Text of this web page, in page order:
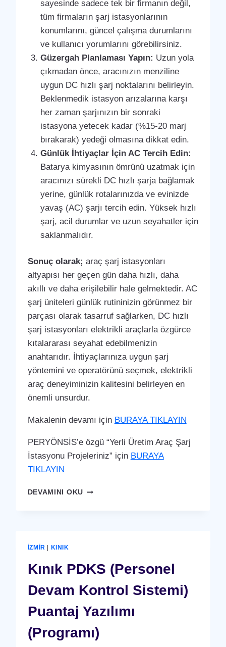
sayesinde sadece tek bir firmanın değil,
tüm firmaların şarj istasyonlarının
konumlarını, güncel çalışma durumlarını
ve kullanıcı yorumlarını görebilirsiniz.
Güzergah Planlaması Yapın: Uzun yola
çıkmadan önce, aracınızın menziline
uygun DC hızlı şarj noktalarını belirleyin.
Beklenmedik istasyon arızalarına karşı
her zaman şarjınızın bir sonraki
istasyona yetecek kadar (%15-20 marj
bırakarak) yedeği olmasına dikkat edin.
Günlük İhtiyaçlar İçin AC Tercih Edin:
Batarya kimyasının ömrünü uzatmak için
aracınızı sürekli DC hızlı şarja bağlamak
yerine, günlük rotalarınızda ve evinizde
yavaş (AC) şarjı tercih edin. Yüksek hızlı
şarj, acil durumlar ve uzun seyahatler için
saklanmalıdır.
Sonuç olarak; araç şarj istasyonları
altyapısı her geçen gün daha hızlı, daha
akıllı ve daha erişilebilir hale gelmektedir. AC
şarj üniteleri günlük rutininizin görünmez bir
parçası olarak tasarruf sağlarken, DC hızlı
şarj istasyonları elektrikli araçlarla özgürce
kıtalararası seyahat edebilmenizin
anahtarıdır. İhtiyaçlarınıza uygun şarj
yöntemini ve operatörünü seçmek, elektrikli
araç deneyiminizin kalitesini belirleyen en
önemli unsurdur.
Makalenin devamı için BURAYA TIKLAYIN
PERYÖNSİS’e özgü “Yerli Üretim Araç Şarj
İstasyonu Projeleriniz” için BURAYA
TIKLAYIN
DEVAMINI OKUKINIK
İZMIR KINIK
Kınık PDKS (Personel
Devam Kontrol Sistemi)
Puantaj Yazılımı
(Programı)